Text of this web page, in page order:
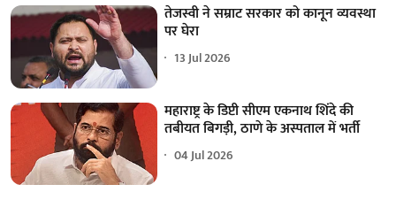
तेजस्वी ने सम्राट सरकार को कानून व्यवस्था
पर घेरा
13 Jul 2026
महाराष्ट्र के डिप्टी सीएम एकनाथ शिंदे की
तबीयत बिगड़ी, ठाणे के अस्पताल में भर्ती
04 Jul 2026